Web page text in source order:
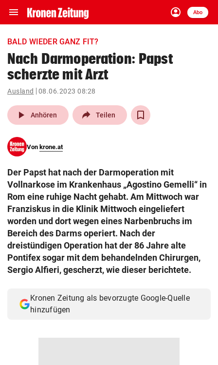
menu Navigation
ein-/ausklappen
account_circle
Anmelden
Abo
close Schließen
account_circle Anmelden
pin_drop
Wien arrow_right
search
eingeben
© Krone Multimedia GmbH & Co KG 2026
Muthgasse 2, 1190 Wien
BALD WIEDER GANZ FIT?
Nach Darmoperation: Papst
scherzte mit Arzt
Ausland 08.06.2023 08:28
play_arrow Anhören Teilen
Von krone.at
Der Papst hat nach der Darmoperation mit
Vollnarkose im Krankenhaus „Agostino Gemelli“ in
Rom eine ruhige Nacht gehabt. Am Mittwoch war
Franziskus in die Klinik Mittwoch eingeliefert
worden und dort wegen eines Narbenbruchs im
Bereich des Darms operiert. Nach der
dreistündigen Operation hat der 86 Jahre alte
Pontifex sogar mit dem behandelnden Chirurgen,
Sergio Alfieri, gescherzt, wie dieser berichtete.
Kronen Zeitung als bevorzugte Google-Quelle
hinzufügen